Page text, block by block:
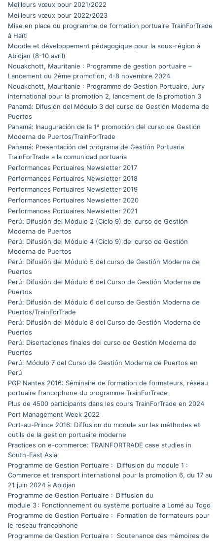
Meilleurs vœux pour 2021/2022
Meilleurs vœux pour 2022/2023
Mise en place du programme de formation portuaire TrainForTrade
à Haïti
Moodle et développement pédagogique pour la sous-région à
Abidjan (8-10 avril)
Nouakchott, Mauritanie : Programme de gestion portuaire –
Lancement du 2ème promotion, 4-8 novembre 2024
Nouakchott, Mauritanie : Programme de Gestion Portuaire, Jury
international pour la promotion 2, lancement de la promotion 3
Panamá: Difusión del Módulo 3 del curso de Gestión Moderna de
Puertos
Panamá: Inauguración de la 1ª promoción del curso de Gestión
Moderna de Puertos/TrainForTrade
Panamá: Presentación del programa de Gestión Portuaria
TrainForTrade a la comunidad portuaria
Performances Portuaires Newsletter 2017
Performances Portuaires Newsletter 2018
Performances Portuaires Newsletter 2019
Performances Portuaires Newsletter 2020
Performances Portuaires Newsletter 2021
Perú: Difusión del Módulo 2 (Ciclo 9) del curso de Gestión
Moderna de Puertos
Perú: Difusión del Módulo 4 (Ciclo 9) del curso de Gestión
Moderna de Puertos
Perú: Difusión del Módulo 5 del curso de Gestión Moderna de
Puertos
Perú: Difusión del Módulo 6 del Curso de Gestión Moderna de
Puertos
Perú: Difusión del Módulo 6 del curso de Gestión Moderna de
Puertos/TrainForTrade
Perú: Difusión del Módulo 8 del Curso de Gestión Moderna de
Puertos
Perú: Disertaciones finales del curso de Gestión Moderna de
Puertos
Perú: Módulo 7 del Curso de Gestión Moderna de Puertos en
Perú
PGP Nantes 2016: Séminaire de formation de formateurs, réseau
portuaire francophone du programme TrainForTrade
Plus de 4500 participants dans les cours TrainForTrade en 2024
Port Management Week 2022
Port-au-Prince 2016: Diffusion du module sur les méthodes et
outils de la gestion portuaire moderne
Practices on e-commerce: TRAINFORTRADE case studies in
South-East Asia
Programme de Gestion Portuaire : Diffusion du module 1 :
Commerce et transport international pour la promotion 6, du 17 au
21 juin 2024 à Abidjan
Programme de Gestion Portuaire : Diffusion du
module 3 : Fonctionnement du système portuaire a Lomé au Togo
Programme de Gestion Portuaire : Formation de formateurs pour
le réseau francophone
Programme de Gestion Portuaire : Soutenance des mémoires de